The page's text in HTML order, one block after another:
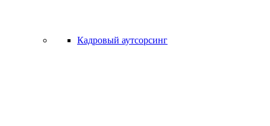
Кадровый аутсорсинг